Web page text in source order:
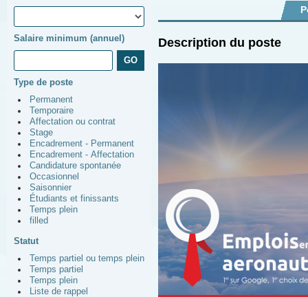
Salaire minimum (annuel)
Type de poste
Permanent
Temporaire
Affectation ou contrat
Stage
Encadrement - Permanent
Encadrement - Affectation
Candidature spontanée
Occasionnel
Saisonnier
Étudiants et finissants
Temps plein
filled
Statut
Temps partiel ou temps plein
Temps partiel
Temps plein
Liste de rappel
Description du poste